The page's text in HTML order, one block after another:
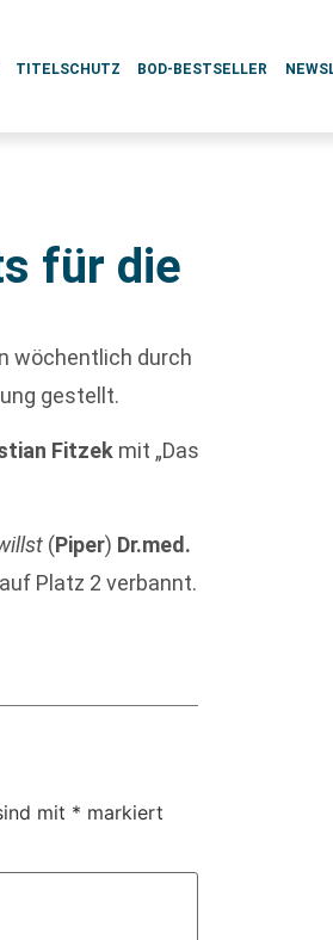
TITELSCHUTZ BOD-BESTSELLER
für die
wöchentlich durch
gestellt.
Fitzek mit „Das
(Piper) Dr.med.
Platz 2 verbannt.
mit * markiert